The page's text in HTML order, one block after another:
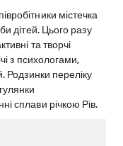
містечка
дітей. Цього разу
та творчі
з психологами,
Родзинки переліку
сплави річкою Рів.